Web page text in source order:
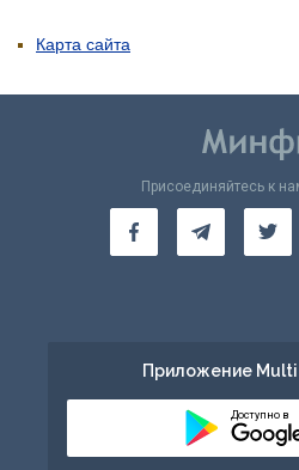
Карта сайта
Присоединяйтесь к
Приложение
Доступно в